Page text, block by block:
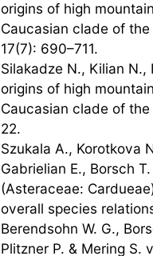
origins of high
Caucasian clade of
17(7): 690–711.
Silakadze N., Kilian
origins of high
Caucasian clade of
22.
Szukala A., Korotkova
Gabrielian E., Borsch
(Asteraceae:
overall species
Berendsohn W. G.,
Plitzner P. & Mering S.